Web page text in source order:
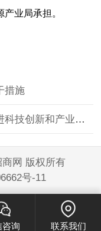
业局承担。
措施
北京市进一步提升中试服务能力促进科技创新和产业创新融合发展的若干措施
网 版权所有
号-11
咨询 联系我们